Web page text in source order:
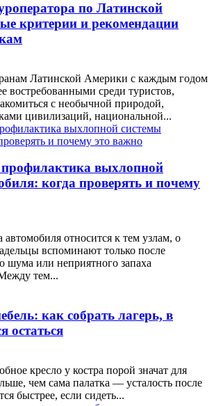
по Латинской
критерии и рекомендации
Латинской Америки с каждым годом
востребованными среди туристов,
с необычной природой,
цивилизаций, национальной...
выхлопной
когда проверять и почему
относится к тем узлам, о
вспоминают только после
шума или неприятного запаха
тем...
как собрать лагерь, в
остаться
кресло у костра порой значат для
чем сама палатка — усталость после
быстрее, если сидеть...